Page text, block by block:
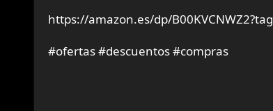
https://amazon.es/dp/
#ofertas #descuentos #compras